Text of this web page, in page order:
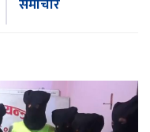
समाचार